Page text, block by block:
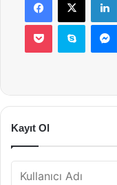
Pocket Skype
Kayıt Ol